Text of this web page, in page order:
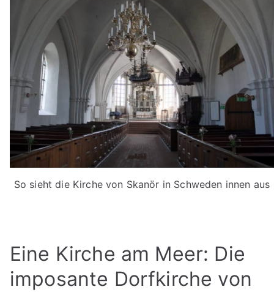
So sieht die Kirche von Skanör in Schweden innen aus
Eine Kirche am Meer: Die
imposante Dorfkirche von